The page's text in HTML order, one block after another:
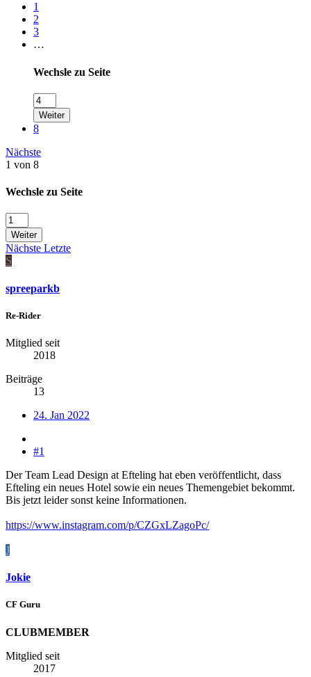
1
2
3
…
Wechsle zu Seite
Weiter
8
Nächste
1 von 8
Wechsle zu Seite
Weiter
Nächste Letzte
S
spreeparkb
Re-Rider
Mitglied seit
2018
Beiträge
13
24. Jan 2022
#1
Der Team Lead Design at Efteling hat eben veröffentlicht, dass
Efteling ein neues Hotel sowie ein neues Themengebiet bekommt.
Bis jetzt leider sonst keine Informationen.
https://www.instagram.com/p/CZGxLZagoPc/
J
Jokie
CF Guru
CLUBMEMBER
Mitglied seit
2017